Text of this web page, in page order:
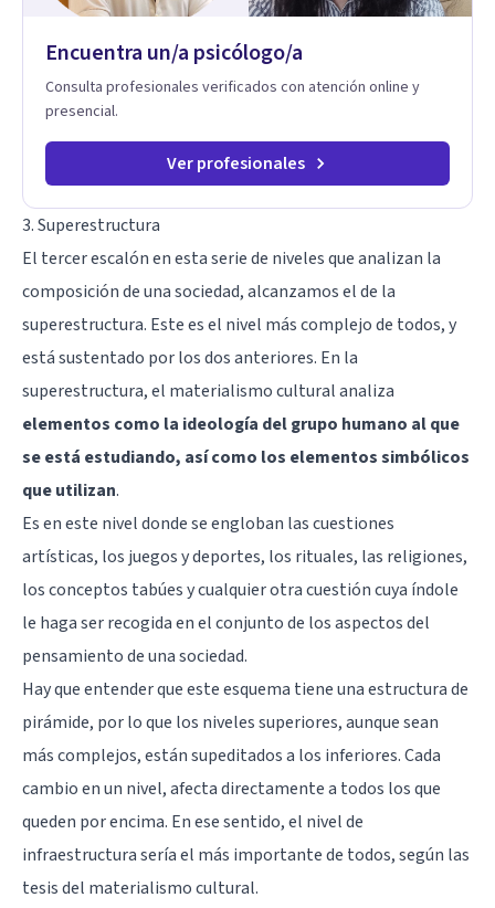
Tratamiento de Traumas y Trastornos de Estrés
a superar experiencias traumáticas y mejorar tu calidad de
vida. Tratamiento de Adicciones.
Encuentra un/a psicólogo/a
Consulta profesionales verificados con atención online y
presencial.
Ver profesionales
3. Superestructura
El tercer escalón en esta serie de niveles que analizan la
composición de una sociedad, alcanzamos el de la
superestructura. Este es el nivel más complejo de todos, y
está sustentado por los dos anteriores. En la
superestructura, el materialismo cultural analiza
elementos como la ideología del grupo humano al que
se está estudiando, así como los elementos simbólicos
que utilizan.
Es en este nivel donde se engloban las cuestiones
artísticas, los juegos y deportes, los rituales, las religiones,
los conceptos tabúes y cualquier otra cuestión cuya índole
le haga ser recogida en el conjunto de los aspectos del
pensamiento de una sociedad.
Hay que entender que este esquema tiene una estructura de
pirámide, por lo que los niveles superiores, aunque sean
más complejos, están supeditados a los inferiores. Cada
cambio en un nivel, afecta directamente a todos los que
queden por encima. En ese sentido, el nivel de
infraestructura sería el más importante de todos, según las
tesis del materialismo cultural.